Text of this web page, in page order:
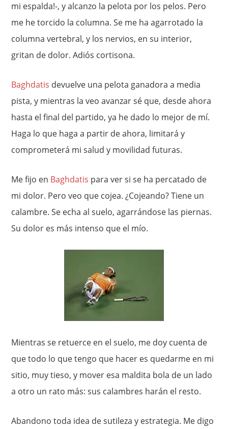
mi espalda!-, y alcanzo la pelota por los pelos. Pero
me he torcido la columna. Se me ha agarrotado la
columna vertebral, y los nervios, en su interior,
gritan de dolor. Adiós cortisona.
Baghdatis devuelve una pelota ganadora a media
pista, y mientras la veo avanzar sé que, desde ahora
hasta el final del partido, ya he dado lo mejor de mí.
Haga lo que haga a partir de ahora, limitará y
comprometerá mi salud y movilidad futuras.
Me fijo en Baghdatis para ver si se ha percatado de
mi dolor. Pero veo que cojea. ¿Cojeando? Tiene un
calambre. Se echa al suelo, agarrándose las piernas.
Su dolor es más intenso que el mío.
Mientras se retuerce en el suelo, me doy cuenta de
que todo lo que tengo que hacer es quedarme en mi
sitio, muy tieso, y mover esa maldita bola de un lado
a otro un rato más: sus calambres harán el resto.
Abandono toda idea de sutileza y estrategia. Me digo